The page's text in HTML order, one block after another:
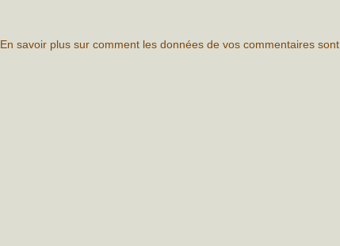
En savoir plus sur comment les données de vos commentaires sont